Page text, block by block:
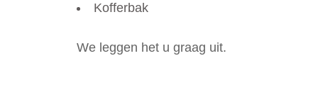
Kofferbak
We leggen het u graag uit.